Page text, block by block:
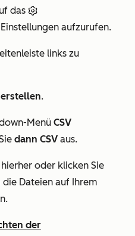
das
aufzurufen.
links zu
.
Menü CSV
dann CSV aus.
oder klicken Sie
die Dateien auf Ihrem
der